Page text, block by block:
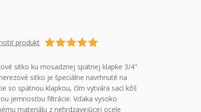
produkt
sitko ku mosadznej spätnej klapke 3/4"
sitko je špeciálne navrhnuté na
so spätnou klapkou, čím vytvára sací kôš
jemnosťou filtrácie. Vďaka vysoko
materiálu z nehrdzavejúcej ocele